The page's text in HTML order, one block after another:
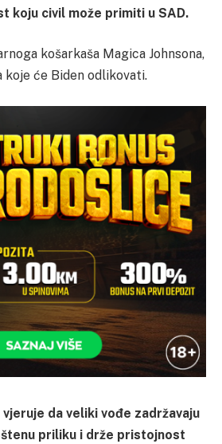
koju civil može primiti u SAD.
košarkaša Magica Johnsona,
koje će Biden odlikovati.
da veliki vođe zadržavaju
priliku i drže pristojnost